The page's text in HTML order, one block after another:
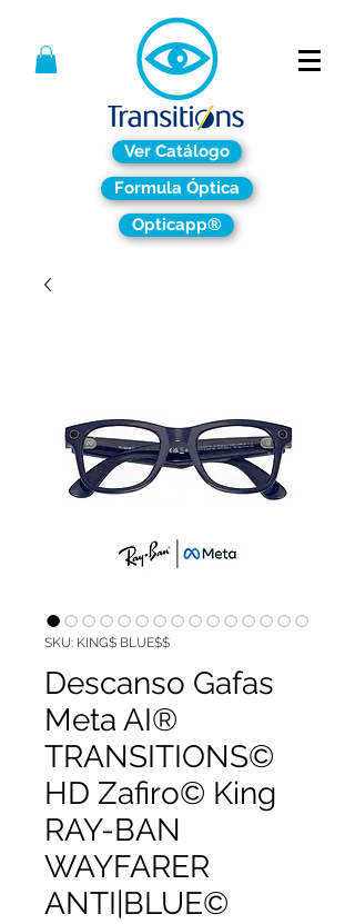
Ver Catálogo
Formula Óptica
Opticapp®
SKU: KING$ BLUE$$
Descanso Gafas
Meta AI®
TRANSITIONS©
HD Zafiro© King
RAY-BAN
WAYFARER
ANTI|BLUE©